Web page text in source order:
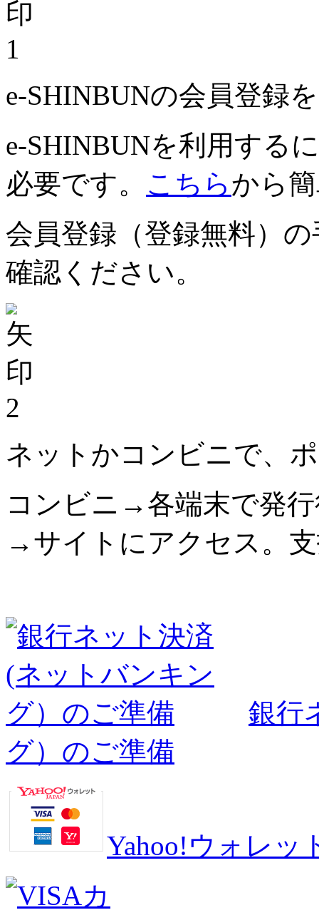
1
e-SHINBUNの会員登録
e-SHINBUNを利用する
必要です。 こちらから
会員登録（登録無料）
確認ください。
2
ネットかコンビニで、
コンビニ→各端末で発
→サイトにアクセス。
銀行
グ）のご準備
Yahoo!ウォレッ